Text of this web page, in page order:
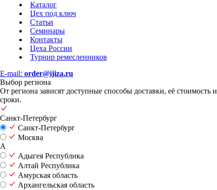
Каталог
Цех под ключ
Статьи
Семинары
Контакты
Цеха России
Турнир ремесленников
E-mail: order@ijiza.ru
Выбор региона
От региона зависят доступные способы доставки, её стоимость и
сроки.
Санкт-Петербург
Санкт-Петербург
Москва
А
Адыгея Республика
Алтай Республика
Амурская область
Архангельская область